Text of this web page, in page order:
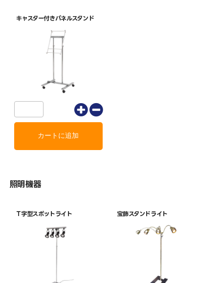
キャスター付きパネルスタンド
照明機器
T字型スポットライト 宝飾スタンドライト